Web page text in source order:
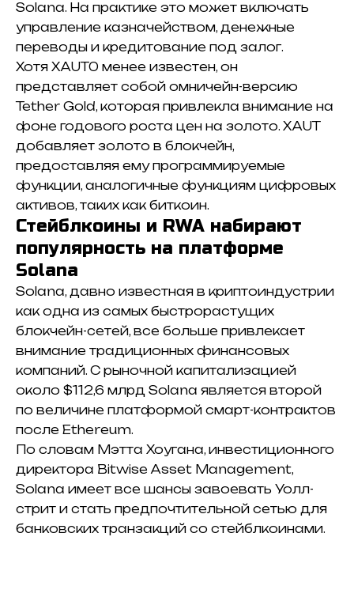
Solana. На практике это может включать
управление казначейством, денежные
переводы и кредитование под залог.
Хотя XAUT0 менее известен, он
представляет собой омничейн-версию
Tether Gold, которая привлекла внимание на
фоне годового роста цен на золото. XAUT
добавляет золото в блокчейн,
предоставляя ему программируемые
функции, аналогичные функциям цифровых
активов, таких как биткоин.
Стейблкоины и RWA набирают
популярность на платформе
Solana
Solana, давно известная в криптоиндустрии
как одна из самых быстрорастущих
блокчейн-сетей, все больше привлекает
внимание традиционных финансовых
компаний. С рыночной капитализацией
около $112,6 млрд Solana является второй
по величине платформой смарт-контрактов
после Ethereum.
По словам Мэтта Хоугана, инвестиционного
директора Bitwise Asset Management,
Solana имеет все шансы завоевать Уолл-
стрит и стать предпочтительной сетью для
банковских транзакций со стейблкоинами.